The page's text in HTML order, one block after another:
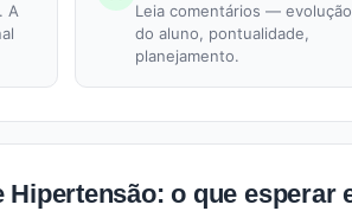
A
Leia comentários — evolução
do aluno, pontualidade,
planejamento.
o que esperar